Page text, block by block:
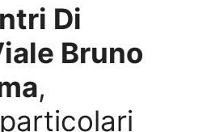
Di
Bruno
,